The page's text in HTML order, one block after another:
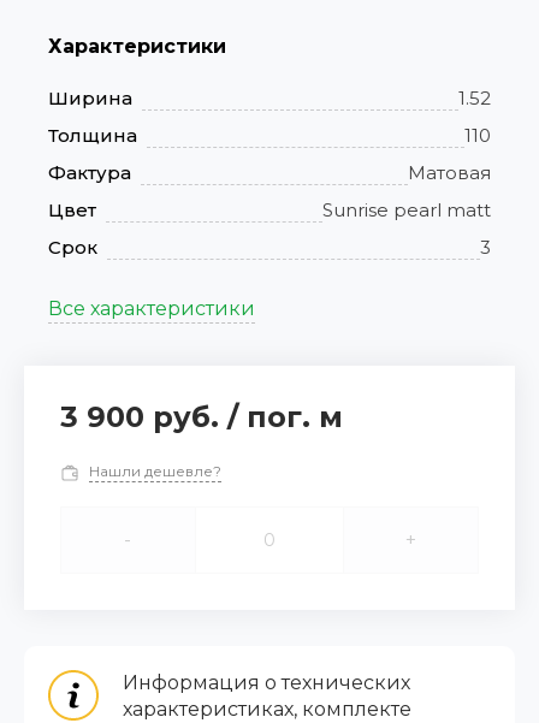
Характеристики
Ширина
1.52
Толщина
110
Фактура
Матовая
Цвет
Sunrise pearl matt
Срок
3
Все характеристики
3 900 руб. / пог. м
Нашли дешевле?
- +
Информация о технических
характеристиках, комплекте